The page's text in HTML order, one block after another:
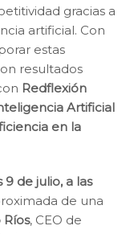
gracias a
artificial. Con
estas
resultados
Redflexión
Artificial
en la
9 de julio, a las
de una
, CEO de